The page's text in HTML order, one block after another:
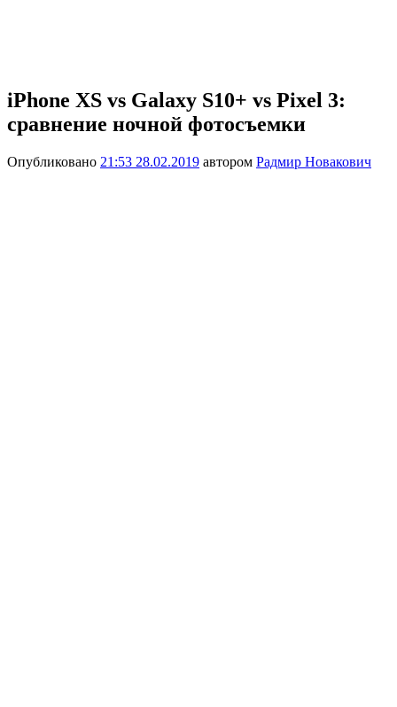
iPhone XS vs Galaxy S10+ vs Pixel 3:
сравнение ночной фотосъемки
Опубликовано 21:53 28.02.2019 автором Радмир Новакович